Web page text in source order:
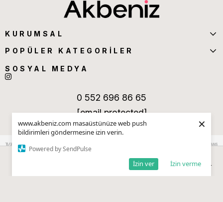
www.akbeniz.com masaüstünüze web push
bildirimleri göndermesine izin verin.
Powered by SendPulse
İzin verme
İzin ver
×
KURUMSAL
POPÜLER KATEGORİLER
SOSYAL MEDYA
0 552 696 86 65
[email protected]
Favorilerim Kategoriler